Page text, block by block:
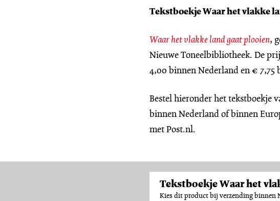
Tekstboekje Waar het vlakke
Waar het vlakke land gaat plooien,
Nieuwe Toneelbibliotheek. De
4,00 binnen Nederland en € 7,75
Bestel hieronder het tekstboekje
binnen Nederland of binnen
met Post.nl.
Tekstboekje Waar het
Kies dit product bij verzending binnen